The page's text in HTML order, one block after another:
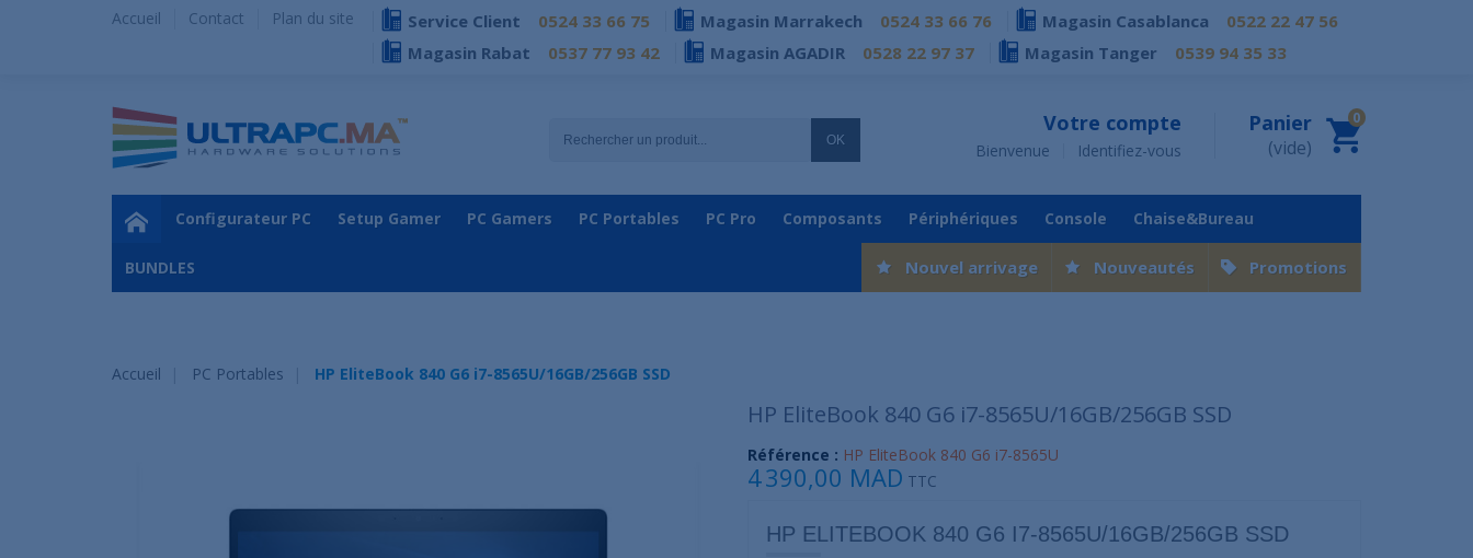
Accueil Contact Plan du site Service Client 0524 33 66 75 Magasin Marrakech 0524 33 66 76 Magasin Casablanca
0522 22 47 56
Magasin Rabat
0537 77 93 42 Magasin AGADIR 0528 22 97 37 Magasin Tanger 0539 94 35 33
OK
Panier
(vide)
0
Votre compte
Bienvenue Identifiez-vous
Promotions
Nouveautés
Nouvel arrivage
Configurateur PC Setup Gamer PC Gamers PC Portables PC Pro Composants Périphériques Console Chaise&Bureau
BUNDLES
Accueil PC Portables HP EliteBook 840 G6 i7-8565U/16GB/256GB SSD
HP EliteBook 840 G6 i7-8565U/16GB/256GB SSD
Référence : HP EliteBook 840 G6 i7-8565U
4 390,00 MAD TTC
HP ELITEBOOK 840 G6 I7-8565U/16GB/256GB SSD